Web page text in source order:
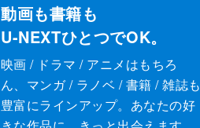
動画も書籍も
U-NEXTひとつでOK。
映画 / ドラマ / アニメはもちろ
ん、マンガ / ラノベ / 書籍 / 雑誌も
豊富にラインアップ。あなたの好